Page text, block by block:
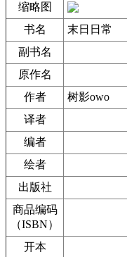
缩略图
书名
末日日常
副书名
原作名
作者
树影owo
译者
编者
绘者
出版社
商品编码
（ISBN）
开本